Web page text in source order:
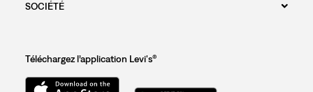
SOCIÉTÉ
Téléchargez l’application Levi's®